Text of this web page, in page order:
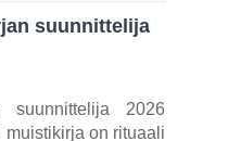
suunnittelija
suunnittelija 2026
on rituaali